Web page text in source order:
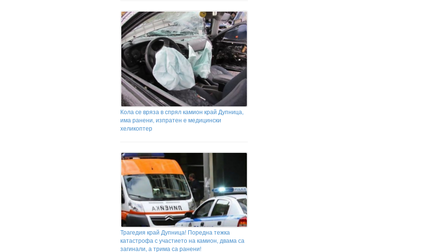
Кола се вряза в спрял камион край Дупница,
има ранени, изпратен е медицински
хеликоптер
Трагедия край Дупница! Поредна тежка
катастрофа с участието на камион, двама са
загинали, а трима са ранени!